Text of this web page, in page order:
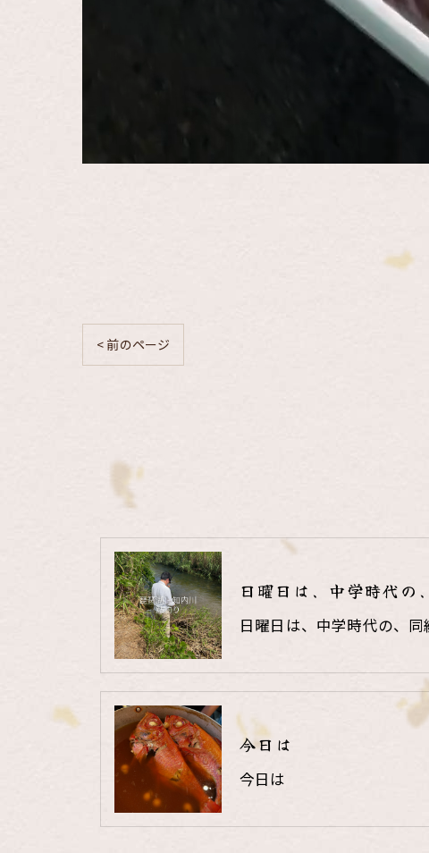
< 前のページ
日曜日は、中学時代の
日曜日は、中学時代の、同
今日は
今日は